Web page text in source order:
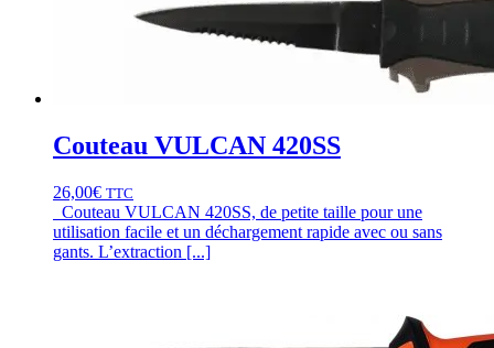
Couteau VULCAN 420SS
26,00€ TTC
Couteau VULCAN 420SS, de petite taille pour une
utilisation facile et un déchargement rapide avec ou sans
gants. L’extraction [...]